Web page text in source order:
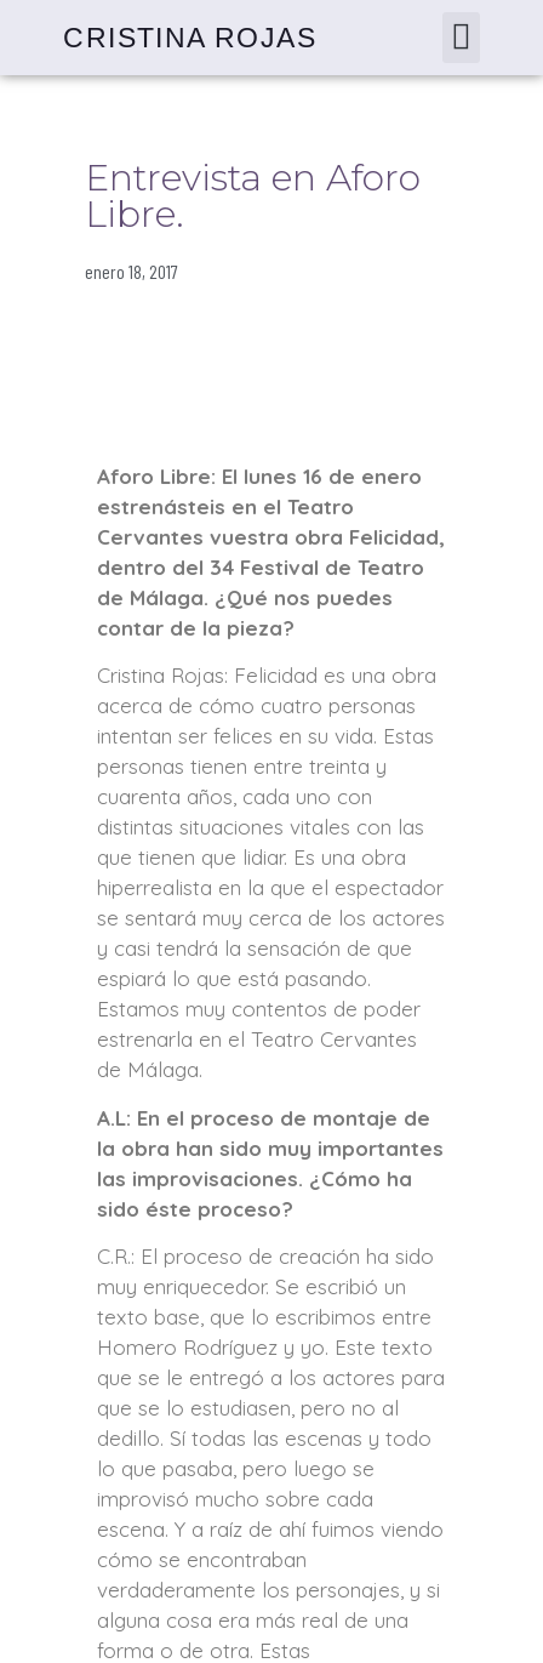
CRISTINA ROJAS
Entrevista en Aforo
Libre.
enero 18, 2017
Aforo Libre: El lunes 16 de enero
estrenásteis en el Teatro
Cervantes vuestra obra Felicidad,
dentro del 34 Festival de Teatro
de Málaga. ¿Qué nos puedes
contar de la pieza?
Cristina Rojas: Felicidad es una obra
acerca de cómo cuatro personas
intentan ser felices en su vida. Estas
personas tienen entre treinta y
cuarenta años, cada uno con
distintas situaciones vitales con las
que tienen que lidiar. Es una obra
hiperrealista en la que el espectador
se sentará muy cerca de los actores
y casi tendrá la sensación de que
espiará lo que está pasando.
Estamos muy contentos de poder
estrenarla en el Teatro Cervantes
de Málaga.
A.L: En el proceso de montaje de
la obra han sido muy importantes
las improvisaciones. ¿Cómo ha
sido éste proceso?
C.R.: El proceso de creación ha sido
muy enriquecedor. Se escribió un
texto base, que lo escribimos entre
Homero Rodríguez y yo. Este texto
que se le entregó a los actores para
que se lo estudiasen, pero no al
dedillo. Sí todas las escenas y todo
lo que pasaba, pero luego se
improvisó mucho sobre cada
escena. Y a raíz de ahí fuimos viendo
cómo se encontraban
verdaderamente los personajes, y si
alguna cosa era más real de una
forma o de otra. Estas